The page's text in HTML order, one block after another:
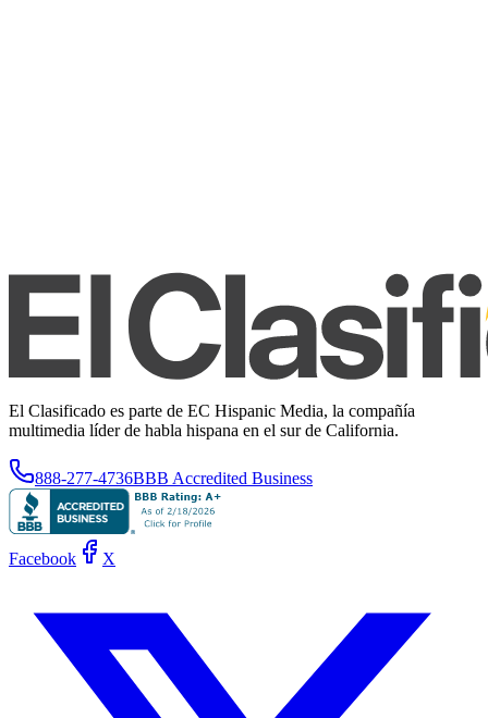
El Clasificado es parte de EC Hispanic Media, la compañía
multimedia líder de habla hispana en el sur de California.
888-277-4736BBB Accredited Business
Facebook X